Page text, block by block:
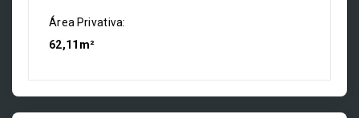
Área Privativa:
62,11m²